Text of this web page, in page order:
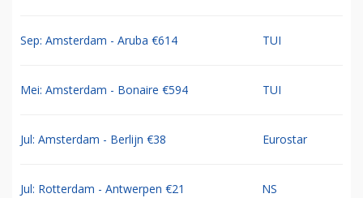
Sep: Amsterdam - Aruba €614 TUI
Mei: Amsterdam - Bonaire €594 TUI
Jul: Amsterdam - Berlijn €38 Eurostar
Jul: Rotterdam - Antwerpen €21 NS